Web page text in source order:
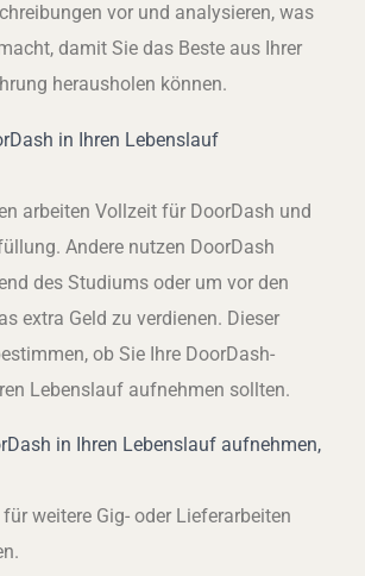
vor und analysieren, was
damit Sie das Beste aus Ihrer
herausholen können.
in Ihren Lebenslauf
arbeiten Vollzeit für DoorDash und
Andere nutzen DoorDash
des Studiums oder um vor den
extra Geld zu verdienen. Dieser
ob Sie Ihre DoorDash-
Lebenslauf aufnehmen sollten.
in Ihren Lebenslauf aufnehmen,
weitere Gig- oder Lieferarbeiten